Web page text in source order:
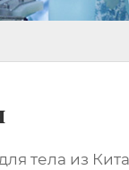
тела из